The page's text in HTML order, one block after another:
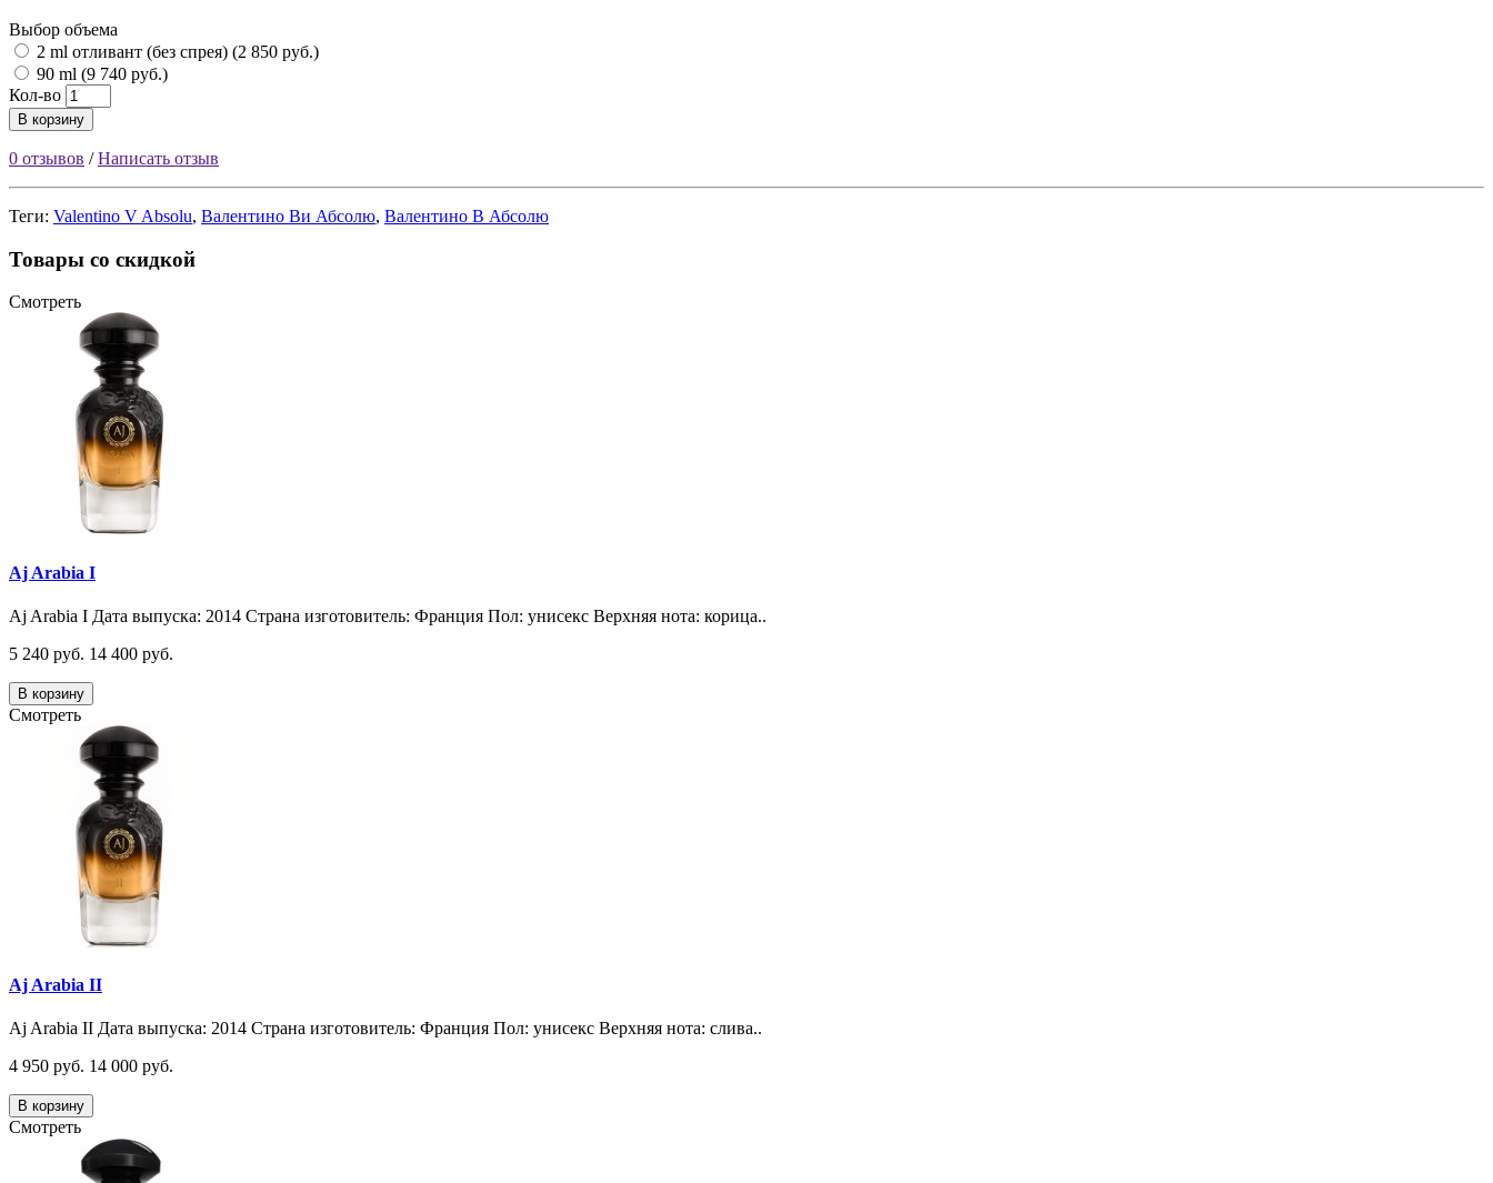
Выбор объема
2 ml отливант (без спрея) (2 850 руб.)
90 ml (9 740 руб.)
Кол-во
В корзину
0 отзывов /Написать отзыв
Теги: Valentino V Absolu, Валентино Ви Абсолю, Валентино В Абсолю
Товары со скидкой
Смотреть
Aj Arabia I
Aj Arabia I Дата выпуска: 2014 Страна изготовитель: Франция Пол: унисекс Верхняя нота: корица..
5 240 руб. 14 400 руб.
В корзину
Смотреть
Aj Arabia II
Aj Arabia II Дата выпуска: 2014 Страна изготовитель: Франция Пол: унисекс Верхняя нота: слива..
4 950 руб. 14 000 руб.
В корзину
Смотреть